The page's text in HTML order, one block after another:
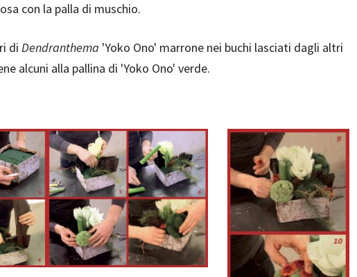
con la palla di muschio.
di Dendranthema 'Yoko Ono' marrone nei buchi lasciati dagli altri
alcuni alla pallina di 'Yoko Ono' verde.